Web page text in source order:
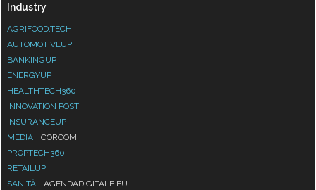
Industry
AGRIFOOD.TECH
AUTOMOTIVEUP
BANKINGUP
ENERGYUP
HEALTHTECH360
INNOVATION POST
INSURANCEUP
MEDIA
CORCOM
PROPTECH360
RETAILUP
SANITÀ
AGENDADIGITALE.EU